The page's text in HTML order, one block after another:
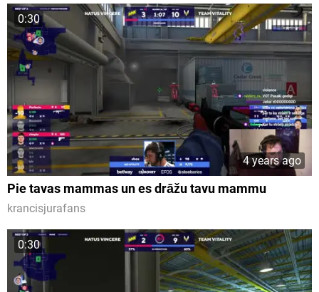
0:30
4 years ago
Pie tavas mammas un es drāžu tavu mammu
krancisjurafans
0:30